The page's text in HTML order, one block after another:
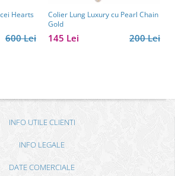
Hearts
600 Lei
Colier Lung Luxury cu Pearl Chain
Gold
200 Lei
145 Lei
INFO UTILE CLIENTI
INFO LEGALE
DATE COMERCIALE